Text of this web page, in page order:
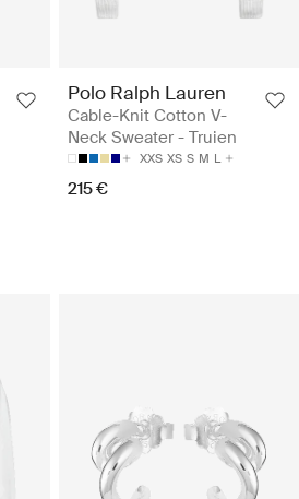
Polo Ralph Lauren
Cable-Knit Cotton V-
Neck Sweater - Truien
XXS XS S M L
215 €